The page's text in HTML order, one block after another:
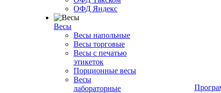
ОФД Яндекс
Весы
Весы напольные
Весы торговые
Весы с печатью
этикеток
Порционные весы
Весы
лабораторные